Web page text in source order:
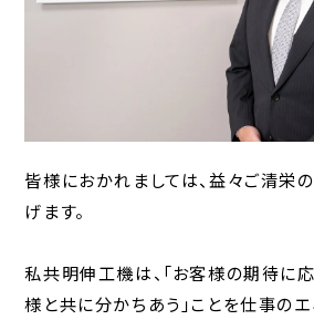
皆様におかれましては、益々ご清栄
げます。
私共明伸工機は、「お客様の期待に
様と共に分かちあう」ことを仕事のエ